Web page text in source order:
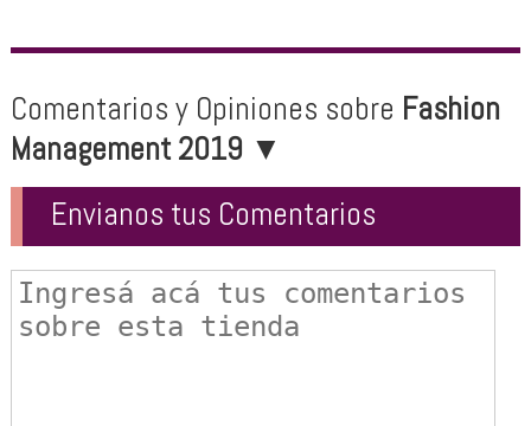
Comentarios y Opiniones sobre Fashion
Management 2019 ▼
Envianos tus Comentarios